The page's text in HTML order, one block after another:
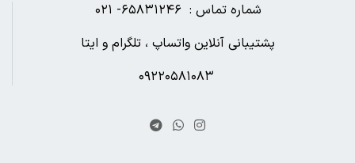
شماره تماس : ۶۵۸۳۱۲۴۶- ۰۲۱
پشتیبانی آنلاین واتساپ ، تلگرام و ایتا